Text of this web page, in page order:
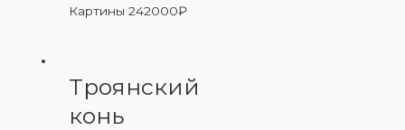
Картины242000₽
Троянский
конь